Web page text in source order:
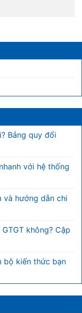
Bảng quy đổi
với hệ thống
và hướng dẫn chi
không? Cập
bộ kiến thức bạn